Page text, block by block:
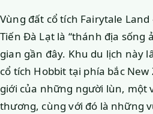
Vùng đất cổ tích Fairytale
Tiến Đà Lạt là “thánh địa sống
gian gần đây. Khu du lịch này
cổ tích Hobbit tại phía bắc
giới của những người lùn, một
thương, cùng với đó là những